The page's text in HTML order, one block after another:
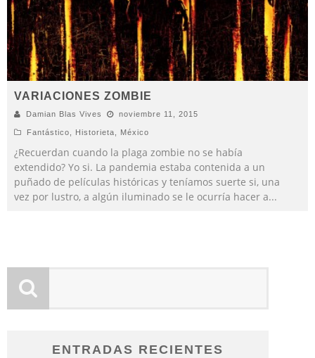
VARIACIONES ZOMBIE
Damian Blas Vives noviembre 11, 2015
Fantástico Historieta México
¿Recuerdan cuando la plaga zombie no se había
extendido? Yo si. La pandemia estaba contenida a un
puñado de películas históricas y teníamos suerte si, una
vez por lustro, a algún iluminado se le ocurría hacer a...
ENTRADAS RECIENTES